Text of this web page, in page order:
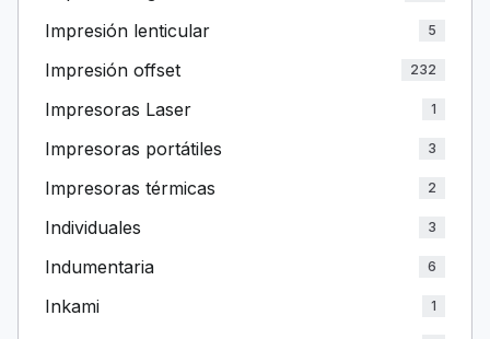
Impresión lenticular 5
Impresión offset 232
Impresoras Laser 1
Impresoras portátiles 3
Impresoras térmicas 2
Individuales 3
Indumentaria 6
Inkami 1